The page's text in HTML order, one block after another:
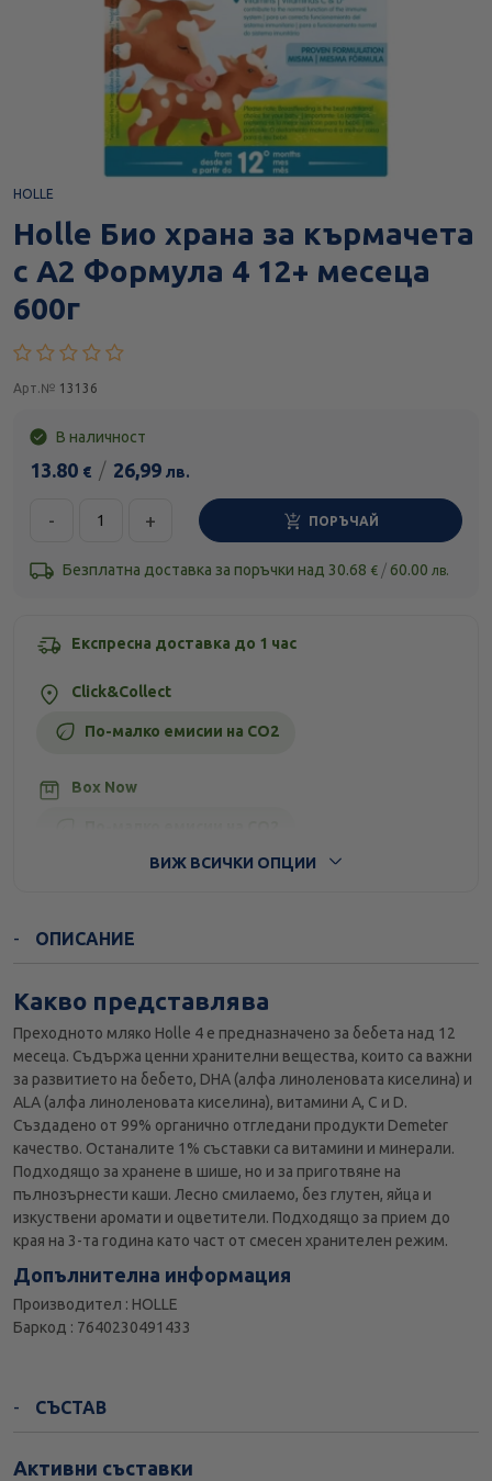
HOLLE
Holle Био храна за кърмачета
с А2 Формула 4 12+ месеца
600г
Арт.№ 13136
В наличност
13.80 € / 26,99 лв.
- + ПОРЪЧАЙ
Безплатна доставка за поръчки над 30.68 € / 60.00 лв.
Експресна доставка до 1 час
Click&Collect
По-малко емисии на CO2
Box Now
ВИЖ ВСИЧКИ ОПЦИИ
ОПИСАНИЕ
Какво представлява
Преходното мляко Holle 4 е предназначено за бебета над 12
месеца. Съдържа ценни хранителни вещества, които са важни
за развитието на бебето, DHA (алфа линоленовата киселина) и
ALA (алфа линоленовата киселина), витамини A, C и D.
Създадено от 99% органично отгледани продукти Demeter
качество. Останалите 1% съставки са витамини и минерали.
Подходящо за хранене в шише, но и за приготвяне на
пълнозърнести каши. Лесно смилаемо, без глутен, яйца и
изкуствени аромати и оцветители. Подходящо за прием до
края на 3-та година като част от смесен хранителен режим.
Допълнителна информация
Производител : HOLLE
Баркод : 7640230491433
СЪСТАВ
Активни съставки